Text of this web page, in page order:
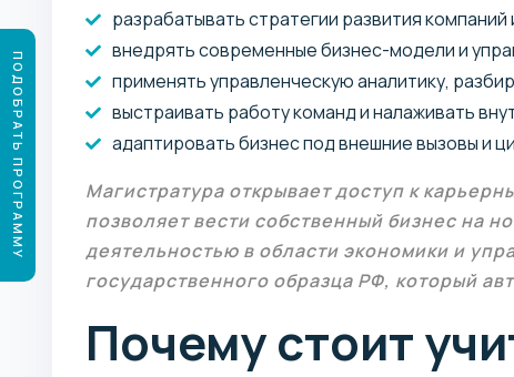
разрабатывать стратегии развития
внедрять современные бизнес-модели и
применять управленческую аналитику,
выстраивать работу команд и налаживать
адаптировать бизнес под внешние вызовы и
Магистратура открывает доступ к
позволяет вести собственный бизнес на
деятельностью в области экономики и
государственного образца РФ, который
Почему стоит
ПОДОБРАТЬ ПРОГРАММУ